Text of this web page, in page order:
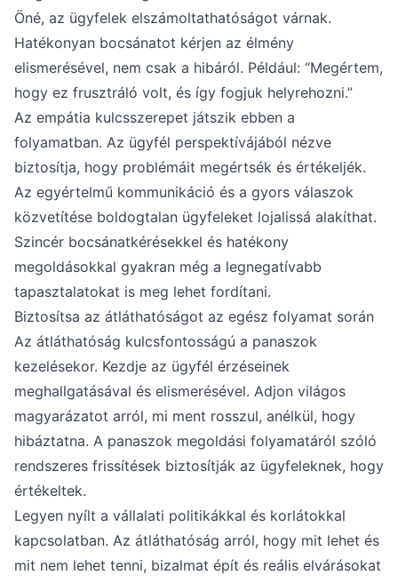
Öné, az ügyfelek elszámoltathatóságot várnak.
Hatékonyan bocsánatot kérjen az élmény
elismerésével, nem csak a hibáról. Például: “Megértem,
hogy ez frusztráló volt, és így fogjuk helyrehozni.”
Az empátia kulcsszerepet játszik ebben a
folyamatban. Az ügyfél perspektívájából nézve
biztosítja, hogy problémáit megértsék és értékeljék.
Az egyértelmű kommunikáció és a gyors válaszok
közvetítése boldogtalan ügyfeleket lojalissá alakíthat.
Szincér bocsánatkérésekkel és hatékony
megoldásokkal gyakran még a legnegatívabb
tapasztalatokat is meg lehet fordítani.
Biztosítsa az átláthatóságot az egész folyamat során
Az átláthatóság kulcsfontosságú a panaszok
kezelésekor. Kezdje az ügyfél érzéseinek
meghallgatásával és elismerésével. Adjon világos
magyarázatot arról, mi ment rosszul, anélkül, hogy
hibáztatna. A panaszok megoldási folyamatáról szóló
rendszeres frissítések biztosítják az ügyfeleknek, hogy
értékeltek.
Legyen nyílt a vállalati politikákkal és korlátokkal
kapcsolatban. Az átláthatóság arról, hogy mit lehet és
mit nem lehet tenni, bizalmat épít és reális elvárásokat